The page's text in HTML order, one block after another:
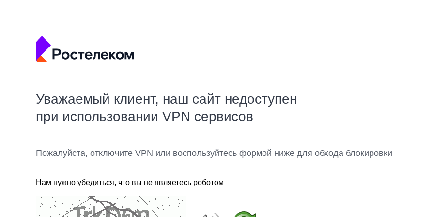
Уважаемый клиент, наш сайт недоступен
при использовании VPN сервисов
Пожалуйста, отключите VPN или воспользуйтесь формой ниже для обхода блокировки
Нам нужно убедиться, что вы не являетесь роботом